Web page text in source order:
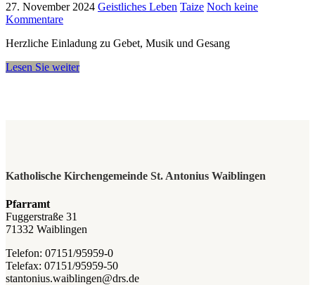
27. November 2024 Geistliches Leben Taize Noch keine
Kommentare
Herzliche Einladung zu Gebet, Musik und Gesang
Lesen Sie weiter
Katholische Kirchengemeinde St. Antonius Waiblingen
Pfarramt
Fuggerstraße 31
71332 Waiblingen
Telefon: 07151/95959-0
Telefax: 07151/95959-50
stantonius.waiblingen@drs.de